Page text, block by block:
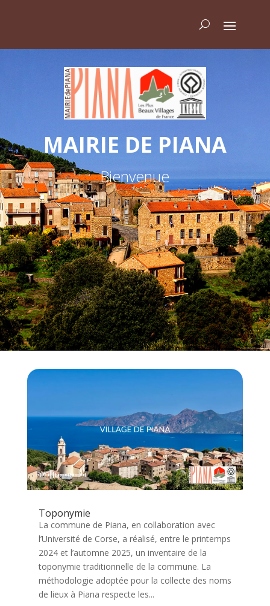
MAIRIE DE PIANA
Bienvenue
Toponymie
La commune de Piana, en collaboration avec
l’Université de Corse, a réalisé, entre le printemps
2024 et l’automne 2025, un inventaire de la
toponymie traditionnelle de la commune. La
méthodologie adoptée pour la collecte des noms
de lieux à Piana respecte les...